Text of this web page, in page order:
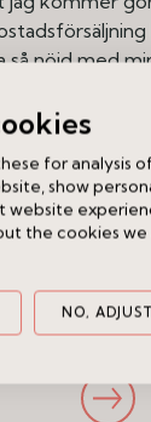
så nöjd med
for analysis
show
website
the cookies we
NO, ADJUST